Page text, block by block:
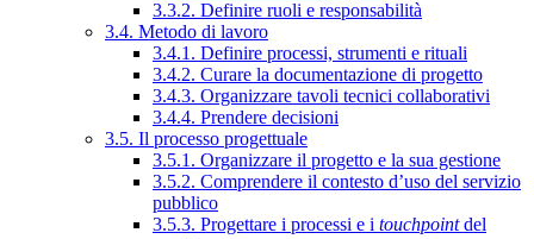
3.3.2. Definire ruoli e responsabilità
3.4. Metodo di lavoro
3.4.1. Definire processi, strumenti e rituali
3.4.2. Curare la documentazione di progetto
3.4.3. Organizzare tavoli tecnici collaborativi
3.4.4. Prendere decisioni
3.5. Il processo progettuale
3.5.1. Organizzare il progetto e la sua gestione
3.5.2. Comprendere il contesto d’uso del servizio
pubblico
3.5.3. Progettare i processi e i touchpointdel